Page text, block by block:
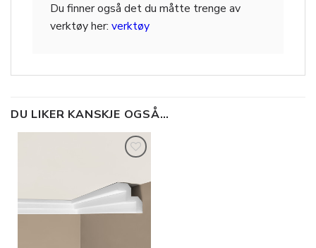
Du finner også det du måtte trenge av
verktøy her: verktøy
DU LIKER KANSKJE OGSÅ…
Legg til
i
ønskeliste